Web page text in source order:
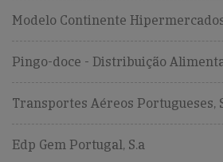
Modelo Continente Hipermercados
Pingo-doce - Distribuição
Transportes Aéreos Portugueses,
Edp Gem Portugal, S.a